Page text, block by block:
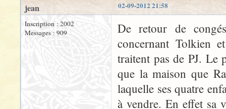
02-09-2012 21:58
jean
Inscription : 2002
Messages : 909
De retour de
concernant Tolkien
traitent pas de PJ. Le
que la maison que
laquelle ses quatre
à vendre. En effet sa